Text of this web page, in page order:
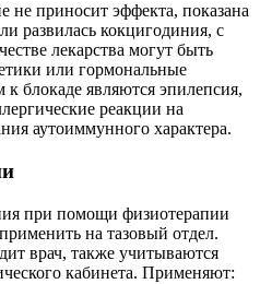
не приносит эффекта, показана
развилась кокцигодиния, с
лекарства могут быть
или гормональные
блокаде являются эпилепсия,
реакции на
аутоиммунного характера.
при помощи физиотерапии
на тазовый отдел.
врач, также учитываются
кабинета. Применяют: